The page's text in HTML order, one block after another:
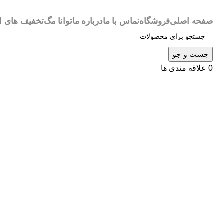
صفحه اصلیفروشگاهتماس با مادرباره ماتوانا مگتخفیف های
جست و جو
0 علاقه مندی ها